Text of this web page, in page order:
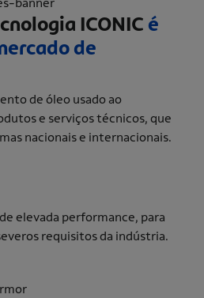
ICONIC é
de
de óleo usado ao
e serviços técnicos, que
nacionais e internacionais.
elevada performance, para
requisitos da indústria.